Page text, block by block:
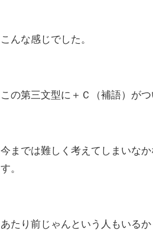
こんな感じでした。
この第三文型に＋Ｃ（補語）が
今までは難しく考えてしまいな
す。
あたり前じゃんという人もいる